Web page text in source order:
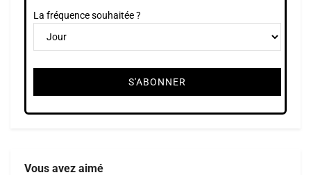
La fréquence souhaitée ?
Vous avez aimé